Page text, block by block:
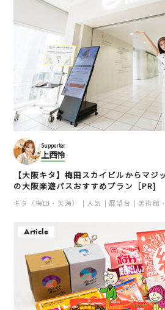
Supporter
上西怜
【大阪キタ】梅田スカイビルからマジ
の大阪楽遊パスおすすめプラン［PR]
キタ（梅田・天満） 人気 展望台 美術館
Article